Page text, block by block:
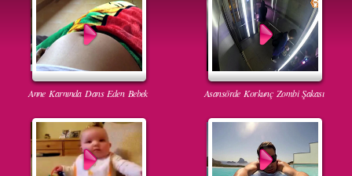
Anne Karnında Dans Eden Bebek Asansörde Korkunç Zombi Şakası